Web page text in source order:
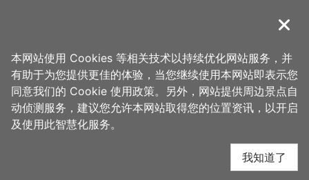
導覽
首页 > 想去的地方 > 美食、购物 > 美食快搜
老阿伯现卤豆干
人气：9840
关闭
本网站使用 Cookies 等相关技术以持续优化网站服务，并
有助于为您提供更佳的体验，当您继续使用本网站即表示您
同意我们的 Cookie 使用政策。另外，网站提供周边景点自
动侦测服务，建议您允许本网站取得您的位置资讯，以开启
及使用此智慧化服务。
我知道了